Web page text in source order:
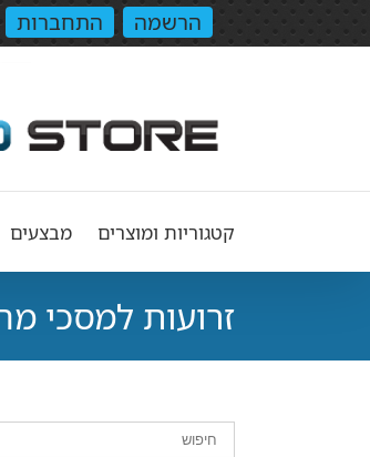
הרשמה התחברות
קטגוריות ומוצרים מבצעים
זרועות למסכי